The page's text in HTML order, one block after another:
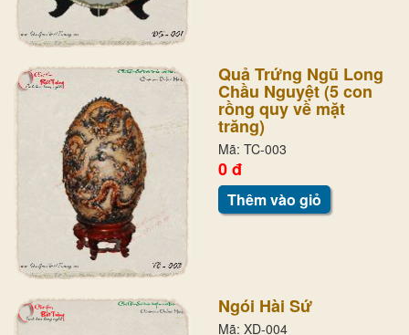
Quả Trứng Ngũ Long
Chầu Nguyệt (5 con
rồng quy về mặt
trăng)
Mã: TC-003
0 đ
Thêm vào giỏ
Ngói Hài Sứ
Mã: XD-004